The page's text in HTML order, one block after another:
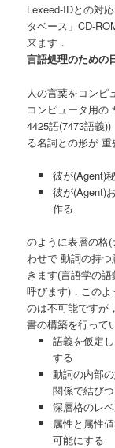
Lexeed-IDとの対
タベース」CD-
来ます．
言語処理のための
人の言葉をコンピ
コンピュータ用の
4425語(7473語義
る名詞との形が
彼が(Agent)
彼が(Agent)
作る
のように表層の格
わせで 動詞の持
きます(言語学の
呼びます)．この
のは不可能ですが
書の構築を行って
語義を仮定
する
動詞の内部
関係で結び
深層格のレ
属性と属性
可能にする